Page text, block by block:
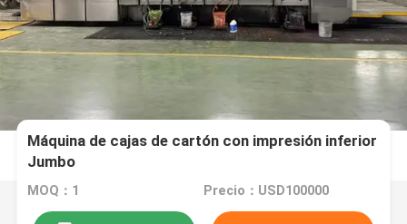
Máquina de cajas de cartón con impresión inferior
Jumbo
MOQ：1 Precio：USD100000